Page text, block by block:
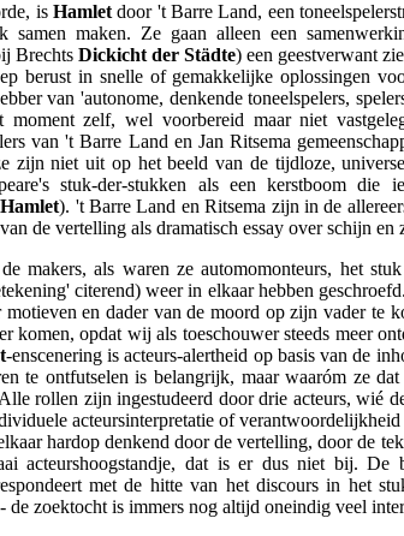
is Hamlet door 't Barre Land, een
samen maken. Ze gaan alleen een
Brechts Dickicht der Städte) een geestverwant
berust in snelle of gemakkelijke oplossingen
van 'autonome, denkende toneelspelers,
zelf, wel voorbereid maar niet
van 't Barre Land en Jan Ritsema
zijn niet uit op het beeld van de tijdloze,
stuk-der-stukken als een kerstboom die
Hamlet). 't Barre Land en Ritsema zijn in de
de vertelling als dramatisch essay over schijn en
makers, als waren ze automomonteurs, het
citerend) weer in elkaar hebben
en dader van de moord op zijn vader te
komen, opdat wij als toeschouwer steeds meer
-enscenering is acteurs-alertheid op basis van de
te ontfutselen is belangrijk, maar waaróm ze
rollen zijn ingestudeerd door drie acteurs, wié
acteursinterpretatie of
hardop denkend door de vertelling, door de
acteurshoogstandje, dat is er dus niet bij. De
met de hitte van het discours in het
zoektocht is immers nog altijd oneindig veel